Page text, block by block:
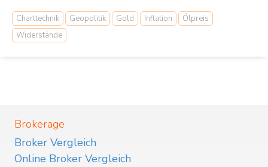
Charttechnik Geopolitik Gold Inflation
Ölpreis
Widerstände
Brokerage
Broker Vergleich
Online Broker Vergleich